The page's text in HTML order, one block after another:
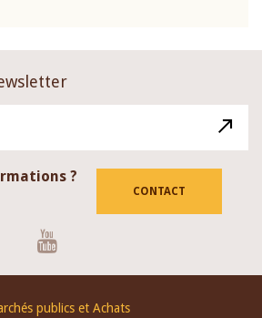
?
CONTACT
publics et Achats